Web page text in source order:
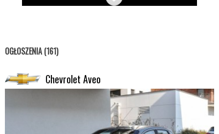
OGŁOSZENIA (161)
Chevrolet Aveo